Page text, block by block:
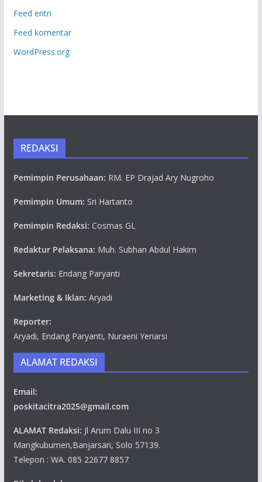
Feed entri
Feed komentar
WordPress.org
REDAKSI
Pemimpin Perusahaan: RM. EP Drajad Ary Nugroho
Pemimpin Umum: Sri Hartanto
Pemimpin Redaksi: Cosmas GL
Redaktur Pelaksana: Muh. Subhan Abdul Hakim
Sekretaris: Endang Paryanti
Marketing & Iklan: Aryadi
Reporter:
Aryadi, Endang Paryanti, Nuraeni Yeriarsi
ALAMAT REDAKSI
Email:
poskitacitra2025@gmail.com
ALAMAT Redaksi: Jl Arum Dalu III no 3
Mangkubumen,Banjarsari, Solo 57139.
Telepon : WA. 085 22677 8857